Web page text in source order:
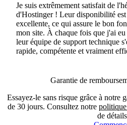
Je suis extrêmement satisfait de
d'Hostinger ! Leur disponibilité
excellente, ce qui assure le bon
mon site. À chaque fois que j'ai eu
leur équipe de support technique
rapide, compétente et vraiment
Garantie de
Essayez-le sans risque grâce à notre
de 30 jours. Consultez notre
de